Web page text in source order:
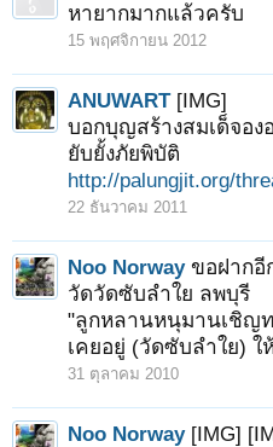
หายากมากแล้วครับ
15 พฤศจิกายน 2012
ANUWART [IMG]
บอกบุญสร้างสมเด็จอง
ยับยั้งภัยพิบัติ
http://palungjit.org/
22 ธันวาคม 2011
Noo Norway ขอฝากอี
วัดวัดซับลำใย ลพบุรี
"ลูกหลานหนุมานเชิญ
เคยอยู่ (วัดซับลำใย)
31 ตุลาคม 2010
Noo Norway [IMG]